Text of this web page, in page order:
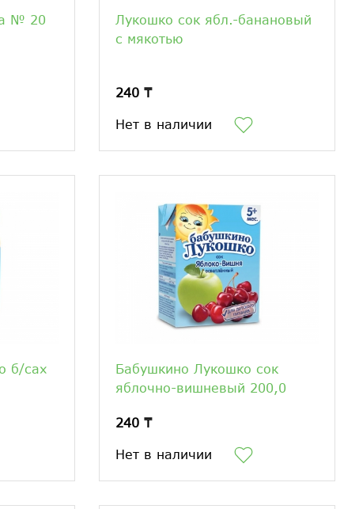
№ 20
Лукошко сок ябл.-банановый
с мякотью
240 ₸
Нет в наличии
б/сах
Бабушкино Лукошко сок
яблочно-вишневый 200,0
240 ₸
Нет в наличии